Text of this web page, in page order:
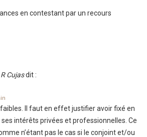
en contestant par un recours
Cujasdit :
Il faut en effet justifier avoir fixé en
ses intérêts privées et professionnelles. Ce
n’étant pas le cas si le conjoint et/ou